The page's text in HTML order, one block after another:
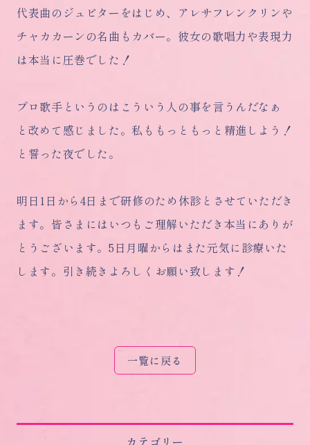
カテゴリー
代表曲のジュピターをはじめ、アレサフレンクリンや
チャカカーンの名曲もカバー。彼女の歌唱力や表現力
は本当に圧巻でした！
プロ歌手というのはこういう人の事を言うんだなぁ
と改めて感じました。私ももっともっと精進しよう！
と誓った夜でした。
明日1日から4日まで研修のため休診とさせていただき
ます。皆さまにはいつもご理解いただき本当にありが
とうございます。5日月曜からはまた元気に診療いた
します。引き続きよろしくお願い致します！
一覧に戻る